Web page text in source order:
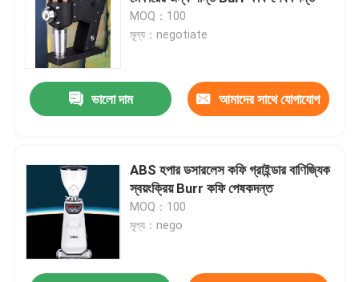
MOQ：100
মূল্য：negotiate
ভালো দাম আমাদের সাথে যোগাযোগ
ABS হপার ডসারলেস কফি গ্রাইন্ডার বাণিজ্যিক
স্বয়ংক্রিয় Burr কফি পেষকদন্ত
MOQ：100
মূল্য：nego